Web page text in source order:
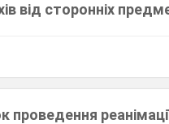
від сторонніх
проведення